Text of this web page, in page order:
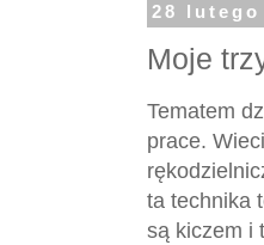
28 lutego
Moje
Tematem
prace.
ta technika
są kiczem i